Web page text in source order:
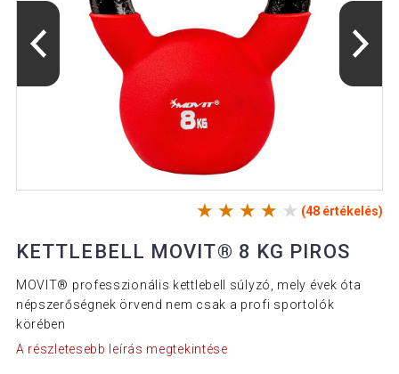
(48 értékelés)
KETTLEBELL MOVIT® 8 KG PIROS
MOVIT® professzionális kettlebell súlyzó, mely évek óta
népszerőségnek örvend nem csak a profi sportolók
körében
A részletesebb leírás megtekintése